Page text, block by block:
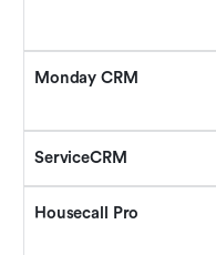
Monday CRM
ServiceCRM
Housecall Pro